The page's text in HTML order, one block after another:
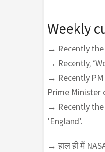
Weekly
→ Recently the
→ Recently,
→ Recently PM
Prime Minister
→ Recently the
‘England’.
→ हाल ही में